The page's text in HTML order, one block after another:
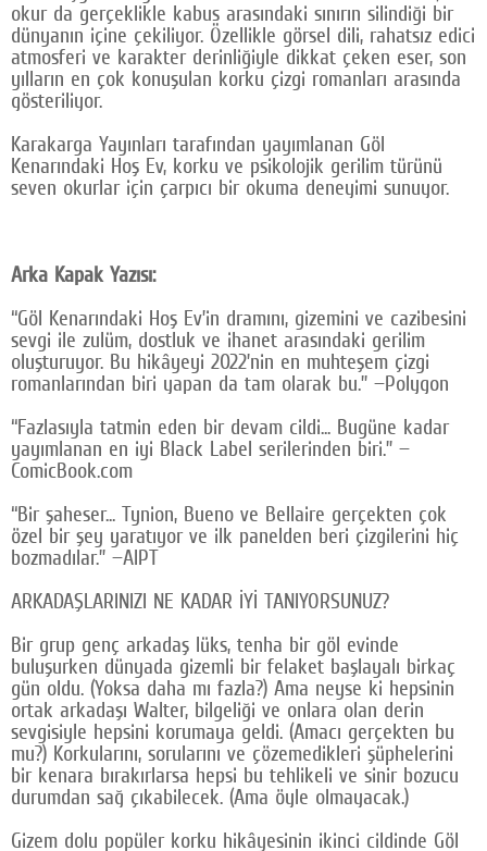
okur da gerçeklikle kabus arasındaki sınırın silindiği bir
dünyanın içine çekiliyor. Özellikle görsel dili, rahatsız edici
atmosferi ve karakter derinliğiyle dikkat çeken eser, son
yılların en çok konuşulan korku çizgi romanları arasında
gösteriliyor.
Karakarga Yayınları tarafından yayımlanan Göl
Kenarındaki Hoş Ev, korku ve psikolojik gerilim türünü
seven okurlar için çarpıcı bir okuma deneyimi sunuyor.
Arka Kapak Yazısı:
“Göl Kenarındaki Hoş Ev’in dramını, gizemini ve cazibesini
sevgi ile zulüm, dostluk ve ihanet arasındaki gerilim
oluşturuyor. Bu hikâyeyi 2022’nin en muhteşem çizgi
romanlarından biri yapan da tam olarak bu.” —Polygon
“Fazlasıyla tatmin eden bir devam cildi... Bugüne kadar
yayımlanan en iyi Black Label serilerinden biri.” —
ComicBook.com
“Bir şaheser... Tynion, Bueno ve Bellaire gerçekten çok
özel bir şey yaratıyor ve ilk panelden beri çizgilerini hiç
bozmadılar.” —AIPT
ARKADAŞLARINIZI NE KADAR İYİ TANIYORSUNUZ?
Bir grup genç arkadaş lüks, tenha bir göl evinde
buluşurken dünyada gizemli bir felaket başlayalı birkaç
gün oldu. (Yoksa daha mı fazla?) Ama neyse ki hepsinin
ortak arkadaşı Walter, bilgeliği ve onlara olan derin
sevgisiyle hepsini korumaya geldi. (Amacı gerçekten bu
mu?) Korkularını, sorularını ve çözemedikleri şüphelerini
bir kenara bırakırlarsa hepsi bu tehlikeli ve sinir bozucu
durumdan sağ çıkabilecek. (Ama öyle olmayacak.)
Gizem dolu popüler korku hikâyesinin ikinci cildinde Göl